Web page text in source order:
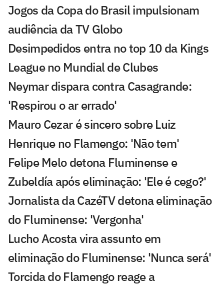
Jogos da Copa do Brasil impulsionam
audiência da TV Globo
Desimpedidos entra no top 10 da Kings
League no Mundial de Clubes
Neymar dispara contra Casagrande:
'Respirou o ar errado'
Mauro Cezar é sincero sobre Luiz
Henrique no Flamengo: 'Não tem'
Felipe Melo detona Fluminense e
Zubeldía após eliminação: 'Ele é cego?'
Jornalista da CazéTV detona eliminação
do Fluminense: 'Vergonha'
Lucho Acosta vira assunto em
eliminação do Fluminense: 'Nunca será'
Torcida do Flamengo reage a